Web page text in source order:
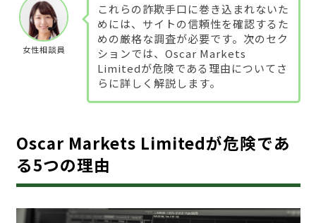
女性相談員
これらの詐欺手口に巻き込まれないた
めには、サイトの信頼性を確認するた
めの厳格な調査が必要です。次のセク
ションでは、Oscar Markets
Limitedが危険である理由についてさ
らに詳しく解説します。
Oscar Markets Limitedが危険であ
る5つの理由